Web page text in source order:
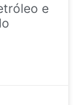
e